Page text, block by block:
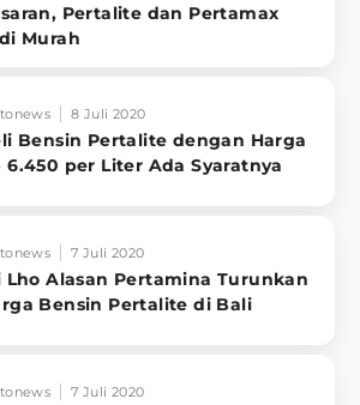
Pertalite dan Pertamax
Murah
8 Juli 2020
Bensin Pertalite dengan Harga
6.450 per Liter Ada Syaratnya
7 Juli 2020
Lho Alasan Pertamina Turunkan
Bensin Pertalite di Bali
7 Juli 2020